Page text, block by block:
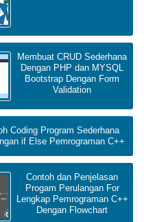
Membuat CRUD Sederhana
Dengan PHP dan MYSQL
Bootstrap Dengan Form
Validation
Coding Program Sederhana
if Else Pemrograman C++
Contoh dan Penjelasan
Progam Perulangan For
Lengkap Pemrograman C++
Dengan Flowchart